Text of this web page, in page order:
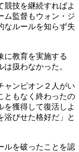
競技を継続すればよ
ム監督もウォン・ジ
なルールを知らず失
に教育を実施する
扱わなかった。
ャンピオン２人がい
ともなく終わったの
を獲得して復活しよ
浴びせた格好だ」と
ルを破ったことを認